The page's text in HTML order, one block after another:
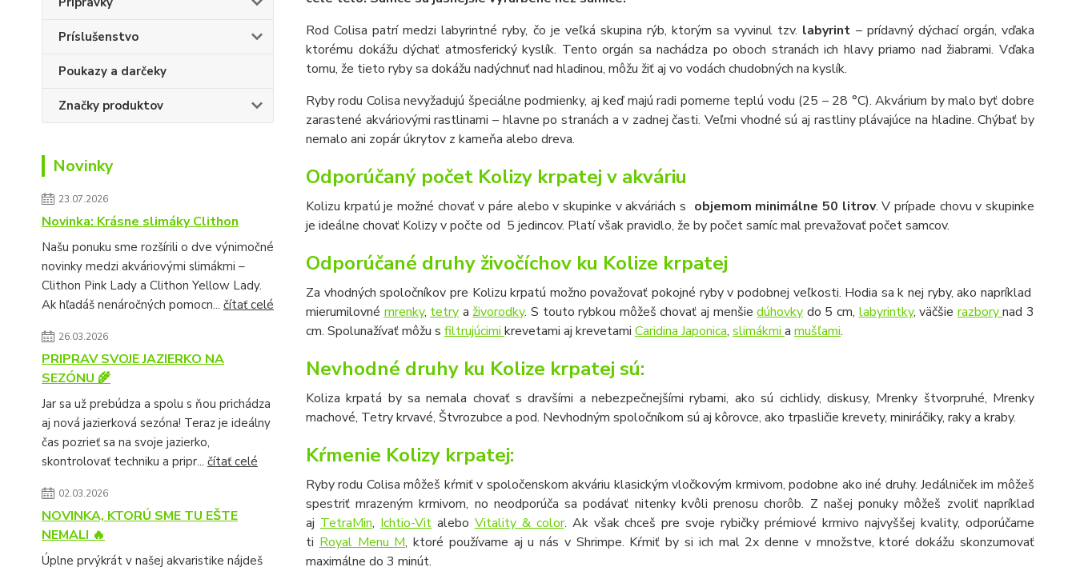
Príslušenstvo
Poukazy a darčeky
Značky produktov
Novinky
23.07.2026
Novinka: Krásne slimáky Clithon
Našu ponuku sme rozšírili o dve výnimočné
novinky medzi akváriovými slimákmi –
Clithon Pink Lady a Clithon Yellow Lady.
Ak hľadáš nenáročných pomocn... čítať celé
26.03.2026
PRIPRAV SVOJE JAZIERKO NA
SEZÓNU 🌾
Jar sa už prebúdza a spolu s ňou prichádza
aj nová jazierková sezóna! Teraz je ideálny
čas pozrieť sa na svoje jazierko,
skontrolovať techniku a pripr... čítať celé
02.03.2026
NOVINKA, KTORÚ SME TU EŠTE
NEMALI 🔥
Úplne prvýkrát v našej akvaristike nájdeš
Rod Colisa patrí medzi labyrintné ryby, čo je veľká skupina rýb, ktorým sa vyvinul tzv. labyrint – prídavný dýchací orgán, vďaka
ktorému dokážu dýchať atmosferický kyslík. Tento orgán sa nachádza po oboch stranách ich hlavy priamo nad žiabrami. Vďaka
tomu, že tieto ryby sa dokážu nadýchnuť nad hladinou, môžu žiť aj vo vodách chudobných na kyslík.
Ryby rodu Colisa nevyžadujú špeciálne podmienky, aj keď majú radi pomerne teplú vodu (25 – 28 °C). Akvárium by malo byť dobre
zarastené akváriovými rastlinami – hlavne po stranách a v zadnej časti. Veľmi vhodné sú aj rastliny plávajúce na hladine. Chýbať by
nemalo ani zopár úkrytov z kameňa alebo dreva.
Odporúčaný počet Kolizy krpatej v akváriu
Kolizu krpatú je možné chovať v páre alebo v skupinke v akváriách s objemom minimálne 50 litrov. V prípade chovu v skupinke
je ideálne chovať Kolizy v počte od 5 jedincov. Platí však pravidlo, že by počet samíc mal prevažovať počet samcov.
Odporúčané druhy živočíchov ku Kolize krpatej
Za vhodných spoločníkov pre Kolizu krpatú možno považovať pokojné ryby v podobnej veľkosti. Hodia sa k nej ryby, ako napríklad
mierumilovné mrenky, tetry aživorodky. S touto rybkou môžeš chovať aj menšiedúhovky do 5 cm, labyrintky, väčšie razborynad 3
cm. Spolunažívať môžu s filtrujúcimi krevetami aj krevetami Caridina Japonica, slimákmi a mušľami.
Nevhodné druhy ku Kolize krpatej sú:
Koliza krpatá by sa nemala chovať s dravšími a nebezpečnejšími rybami, ako sú cichlidy, diskusy, Mrenky štvorpruhé, Mrenky
machové, Tetry krvavé, Štvrozubce a pod. Nevhodným spoločníkom sú aj kôrovce, ako trpasličie krevety, miniráčiky, raky a kraby.
Kŕmenie Kolizy krpatej:
Ryby rodu Colisa môžeš kŕmiť v spoločenskom akváriu klasickým vločkovým krmivom, podobne ako iné druhy. Jedálniček im môžeš
spestriť mrazeným krmivom, no neodporúča sa podávať nitenky kvôli prenosu chorôb. Z našej ponuky môžeš zvoliť napríklad
aj TetraMin, Ichtio-Vitalebo Vitality & color. Ak však chceš pre svoje rybičky prémiové krmivo najvyššej kvality, odporúčame
ti Royal Menu M, ktoré používame aj u nás v Shrimpe. Kŕmiť by si ich mal 2x denne v množstve, ktoré dokážu skonzumovať
maximálne do 3 minút.